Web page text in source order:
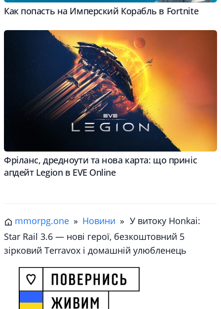
Как попасть на Имперский Корабль в Fortnite
Фріланс, дредноути та нова карта: що приніс
апдейт Legion в EVE Online
mmorpg.one » Новини » У витоку Honkai:
Star Rail 3.6 — нові герої, безкоштовний 5
зірковий Terravox і домашній улюбленець